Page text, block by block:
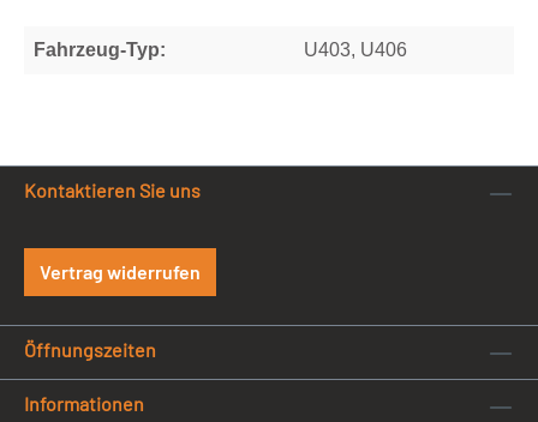
Fahrzeug-Typ: U403, U406
Kontaktieren Sie uns
Vertrag widerrufen
Öffnungszeiten
Informationen